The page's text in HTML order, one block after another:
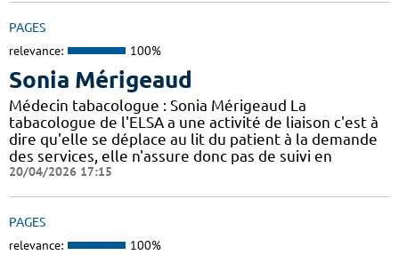
PAGES
relevance: 100%
Sonia Mérigeaud
Médecin tabacologue : Sonia Mérigeaud La
tabacologue de l'ELSA a une activité de liaison c'est à
dire qu'elle se déplace au lit du patient à la demande
des services, elle n'assure donc pas de suivi en
20/04/2026 17:15
PAGES
relevance: 100%